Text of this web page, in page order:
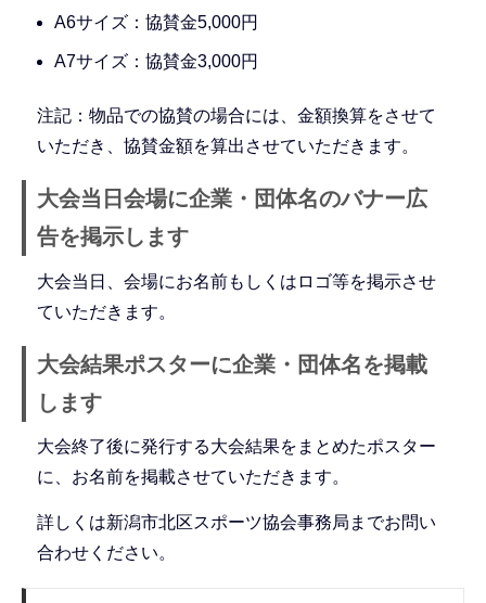
A6サイズ：協賛金5,000円
A7サイズ：協賛金3,000円
注記：物品での協賛の場合には、金額換算をさせて
いただき、協賛金額を算出させていただきます。
大会当日会場に企業・団体名のバナー広
告を掲示します
大会当日、会場にお名前もしくはロゴ等を掲示させ
ていただきます。
大会結果ポスターに企業・団体名を掲載
します
大会終了後に発行する大会結果をまとめたポスター
に、お名前を掲載させていただきます。
詳しくは新潟市北区スポーツ協会事務局までお問い
合わせください。